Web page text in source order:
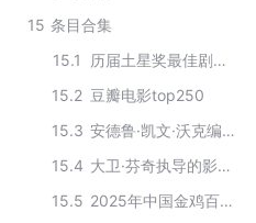
15 条目合集
15.1
历届土星奖最佳剧本奖获奖电影
15.2 豆瓣电影top250
15.3
安德鲁·凯文·沃克编剧的作品
15.4
大卫·芬奇执导的影视作品
15.5
2025年中国金鸡百花电影节金鸡影展片单